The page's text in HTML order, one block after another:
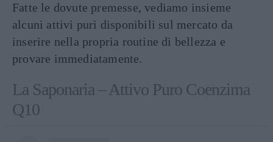
Fatte le dovute premesse, vediamo insieme
alcuni attivi puri disponibili sul mercato da
inserire nella propria routine di bellezza e
provare immediatamente.
La Saponaria – Attivo Puro Coenzima
Q10